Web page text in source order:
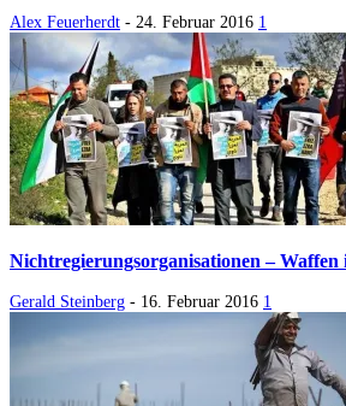
Alex Feuerherdt - 24. Februar 2016 1
Nichtregierungsorganisationen – Waffen
Gerald Steinberg - 16. Februar 2016 1